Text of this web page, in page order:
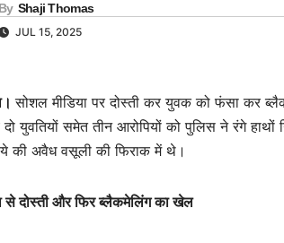
By Shaji Thomas
JUL 15, 2025
सोशल मीडिया पर दोस्ती कर युवक को फंसा कर
युवतियों समेत तीन आरोपियों को पुलिस ने रंगे
की अवैध वसूली की फिराक में थे।
से दोस्ती और फिर ब्लैकमेलिंग का खेल